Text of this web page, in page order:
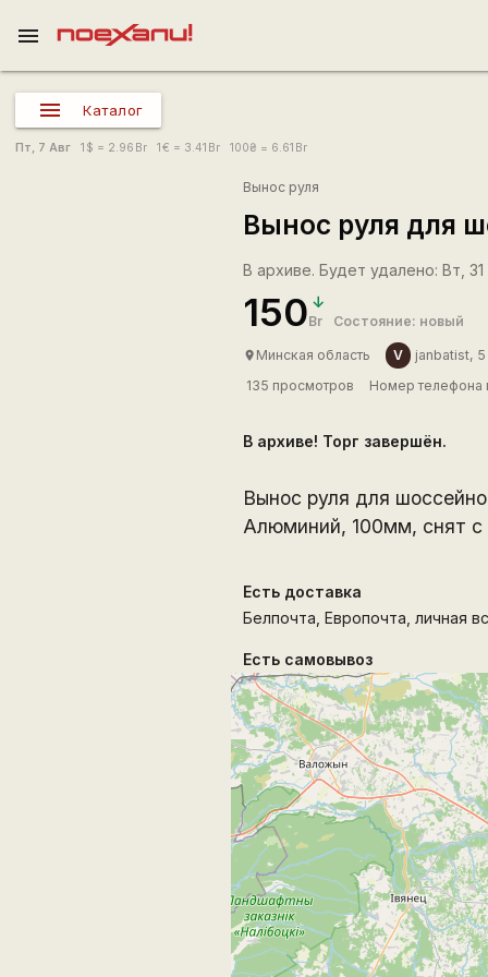
menu
Каталог
Пт, 7 Авг 1 $ = 2.96 Br 1€ = 3.41 Br 100₴ = 6.61 Br
Вынос руля
Вынос руля для
В архиве. Будет удалено: Вт,
150Br Состояние: новый
place Минская область V
janbatist, 5
135 просмотров
Номер телефона
В архиве! Торг завершён.
Вынос руля для
Алюминий, 100мм, снят с
Есть доставка
Белпочта, Европочта, личная
Есть самовывоз